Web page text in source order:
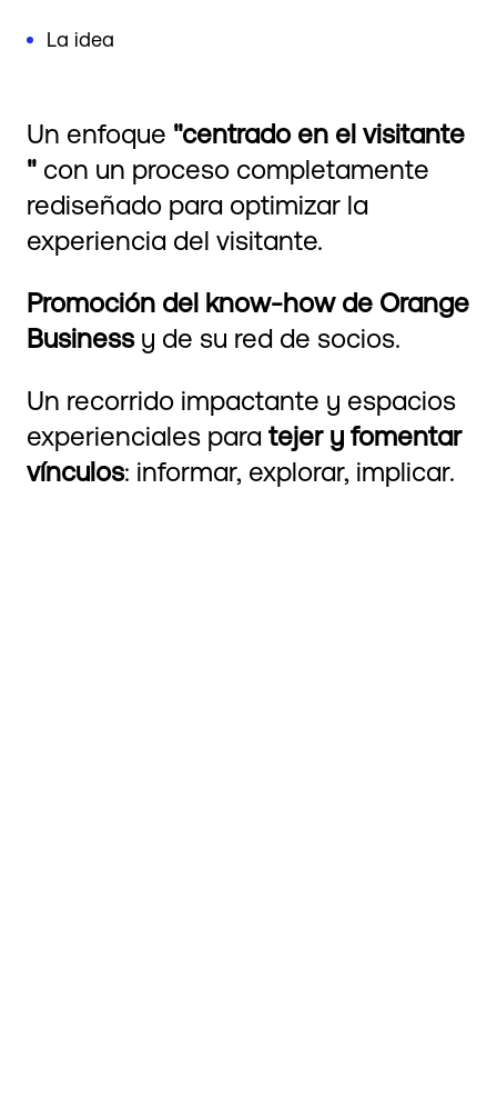
La idea
Un enfoque "centrado en el visitante
" con un proceso completamente
rediseñado para optimizar la
experiencia del visitante.
Promoción del know-how de Orange
Businessy de su red de socios.
Un recorrido impactante y espacios
experienciales para tejer y fomentar
vínculos: informar, explorar, implicar.